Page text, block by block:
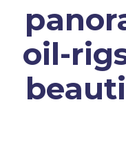
oil-